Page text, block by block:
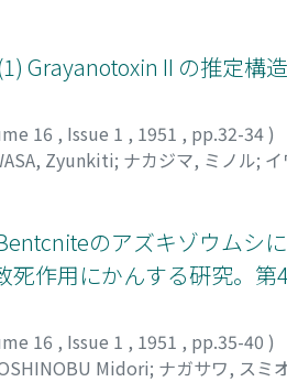
Grayanotoxin II の推定構
16 , Issue 1 , 1951 , pp.32-34)
Zyunkiti; ナカジマ, ミノル;
のアズキゾウムシ
作用にかんする硏究。第4
16 , Issue 1 , 1951 , pp.35-40 )
Midori; ナガサワ, スミ